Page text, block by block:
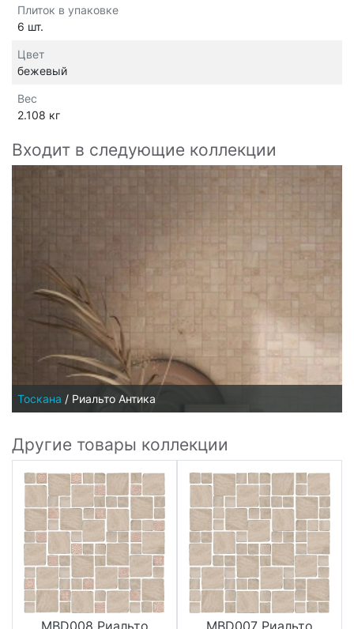
Плиток в упаковке
6 шт.
Цвет
бежевый
Вес
2.108 кг
Входит в следующие коллекции
Тоскана / Риальто Антика
Другие товары коллекции